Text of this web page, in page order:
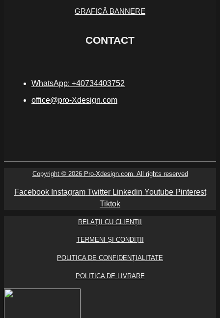
GRAFICĂ BANNERE
CONTACT
WhatsApp: +40734403752
office@pro-Xdesign.com
Copyright © 2026 Pro-Xdesign.com. All rights reserved
Facebook Instagram Twitter Linkedin Youtube Pinterest
Tiktok
RELAȚII CU CLIENȚII
TERMENI ȘI CONDIȚII
POLITICA DE CONFIDENȚIALITATE
POLITICA DE LIVRARE